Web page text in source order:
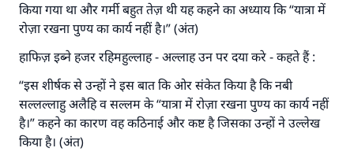
किया गया था और गर्मी बहुत तेज़ थी यह कहने का अध्याय कि “यात्रा में
रोज़ा रखना पुण्य का कार्य नहीं है।” (अंत)
हाफिज़ इब्ने हजर रहिमहुल्लाह - अल्लाह उन पर दया करे - कहते हैं :
“इस शीर्षक से उन्हों ने इस बात कि ओर संकेत किया है कि नबी
सल्लल्लाहु अलैहि व सल्लम के “यात्रा में रोज़ा रखना पुण्य का कार्य नहीं
है।” कहने का कारण वह कठिनाई और कष्ट है जिसका उन्हों ने उल्लेख
किया है। (अंत)
उत्तर संख्या 110845 ने एक शादी बचाई।.
उम्मत के प्रश्नों का उत्तर देने में हमारी सहायता करें
अल्लाह के रसूल सल्लल्लाहु अलैहि व सल्लम ने फरमाया :
'जो व्यक्ति भलाई का मार्ग दर्शाए, उसके लिए उस भलाई के
करने वाले के समान प्रतिफल है।''